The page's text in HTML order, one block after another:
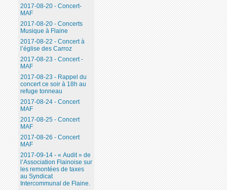
2017-08-20 - Concert-
MAF
2017-08-20 - Concerts
Musique à Flaine
2017-08-22 - Concert à
l’église des Carroz
2017-08-23 - Concert -
MAF
2017-08-23 - Rappel du
concert ce soir à 18h au
refuge tonneau
2017-08-24 - Concert
MAF
2017-08-25 - Concert
MAF
2017-08-26 - Concert
MAF
2017-09-14 - « Audit » de
l’Association Flainoise sur
les remontées de taxes
au Syndicat
Intercommunal de Flaine.